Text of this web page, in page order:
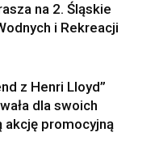
na 2. Śląskie
i Rekreacji
z Henri Lloyd”
dla swoich
akcję promocyjną